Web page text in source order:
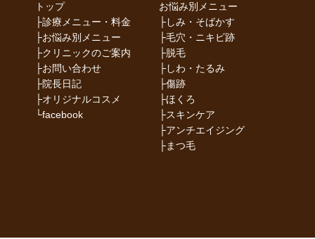
トップ
├診療メニュー・料金
├お悩み別メニュー
├クリニックのご案内
├お問い合わせ
├院長日記
├オリジナルコスメ
└facebook
お悩み別メニュー
├しみ・そばかす
├毛穴・ニキビ跡
├脱毛
├しわ・たるみ
├傷跡
├ほくろ
├スキンケア
├アンチエイジング
├まつ毛